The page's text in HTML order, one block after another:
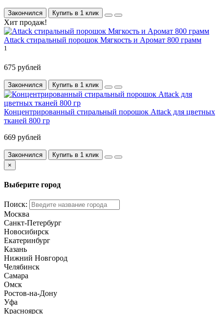
Закончился Купить в 1 клик
Хит продаж!
Attack стиральный порошок Мягкость и Аромат 800 грамм
1
675 рублей
Закончился Купить в 1 клик
Концентрированный стиральный порошок Attack для цветных
тканей 800 гр
669 рублей
Закончился
Купить в 1 клик
×
Выберите город
Поиск:
Москва
Санкт-Петербург
Новосибирск
Екатеринбург
Казань
Нижний Новгород
Челябинск
Самара
Омск
Ростов-на-Дону
Уфа
Красноярск